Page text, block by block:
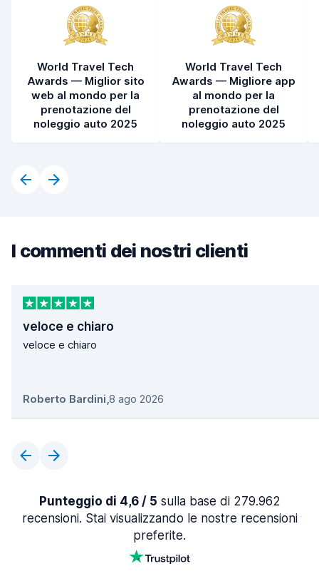
World Travel Tech
Awards — Miglior sito
web al mondo per la
prenotazione del
noleggio auto 2025
World Travel Tech
Awards — Migliore app
al mondo per la
prenotazione del
noleggio auto 2025
I commenti dei nostri clienti
veloce e chiaro
veloce e chiaro
Roberto Bardini,8 ago 2026
Punteggio di 4,6 / 5 sulla base di 279.962
recensioni. Stai visualizzando le nostre recensioni
preferite.